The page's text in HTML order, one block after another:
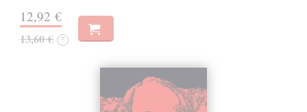
12,92 €
13,60 € ?